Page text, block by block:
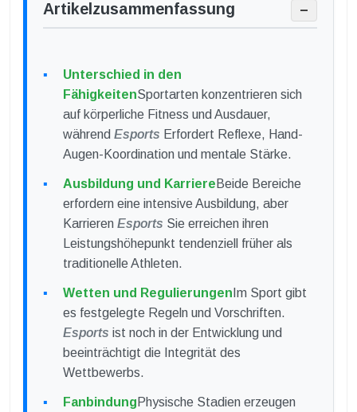
Artikelzusammenfassung −
Unterschied in den
FähigkeitenSportarten konzentrieren sich
auf körperliche Fitness und Ausdauer,
während Esports Erfordert Reflexe, Hand-
Augen-Koordination und mentale Stärke.
Ausbildung und Karriere Beide Bereiche
erfordern eine intensive Ausbildung, aber
Karrieren Esports Sie erreichen ihren
Leistungshöhepunkt tendenziell früher als
traditionelle Athleten.
Wetten und Regulierungen Im Sport gibt
es festgelegte Regeln und Vorschriften.
Esports ist noch in der Entwicklung und
beeinträchtigt die Integrität des
Wettbewerbs.
Fanbindung Physische Stadien erzeugen